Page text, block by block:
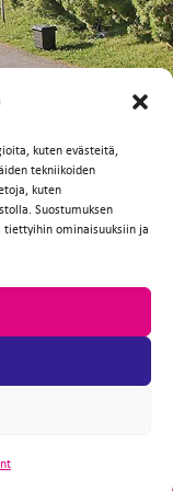
kuten evästeitä,
tekniikoiden
kuten
Suostumuksen
ominaisuuksiin ja